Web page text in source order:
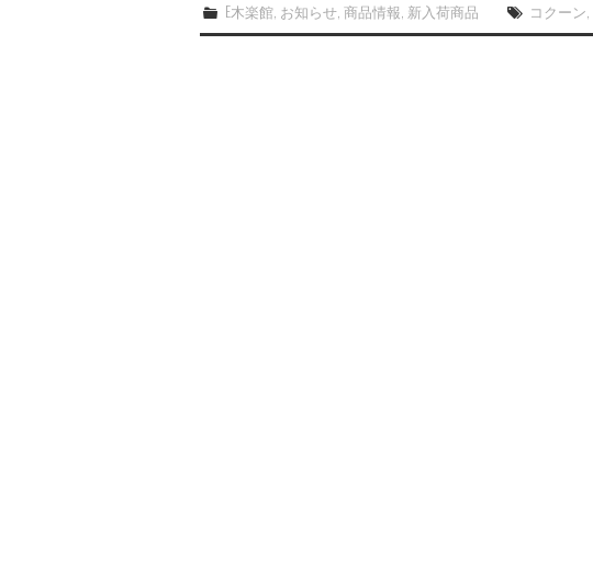
E木楽館, お知らせ,商品情報, 新入荷商品 コクーン,